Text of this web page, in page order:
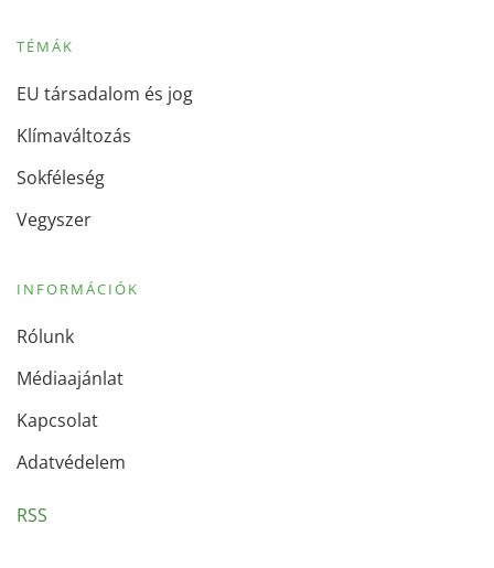
TÉMÁK
EU társadalom és jog
Klímaváltozás
Sokféleség
Vegyszer
INFORMÁCIÓK
Rólunk
Médiaajánlat
Kapcsolat
Adatvédelem
RSS